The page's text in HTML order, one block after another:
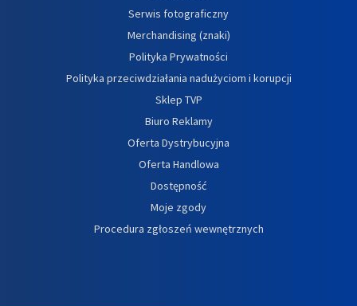
Serwis fotograficzny
Merchandising (znaki)
Polityka Prywatności
Polityka przeciwdziałania nadużyciom i korupcji
Sklep TVP
Biuro Reklamy
Oferta Dystrybucyjna
Oferta Handlowa
Dostępność
Moje zgody
Procedura zgłoszeń wewnętrznych